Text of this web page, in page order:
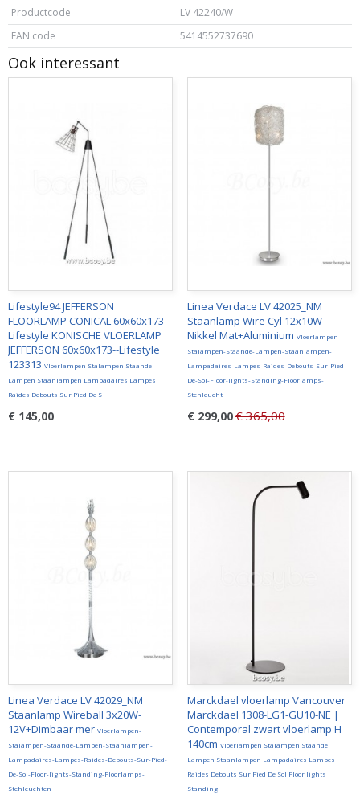
Productcode
LV 42240/W
EAN code
5414552737690
Ook interessant
Lifestyle94 JEFFERSON
FLOORLAMP CONICAL 60x60x173--
Lifestyle KONISCHE VLOERLAMP
JEFFERSON 60x60x173--Lifestyle
123313 Vloerlampen Stalampen Staande
Lampen Staanlampen Lampadaires Lampes
Raides Debouts Sur Pied De S
€ 145,00
Linea Verdace LV 42025_NM
Staanlamp Wire Cyl 12x10W
Nikkel Mat+Aluminium Vloerlampen-
Stalampen-Staande-Lampen-Staanlampen-
Lampadaires-Lampes-Raides-Debouts-Sur-Pied-
De-Sol-Floor-lights-Standing-Floorlamps-
Stehleucht
€ 299,00€ 365,00
Linea Verdace LV 42029_NM
Staanlamp Wireball 3x20W-
12V+Dimbaar mer Vloerlampen-
Stalampen-Staande-Lampen-Staanlampen-
Lampadaires-Lampes-Raides-Debouts-Sur-Pied-
De-Sol-Floor-lights-Standing-Floorlamps-
Stehleuchten
Marckdael vloerlamp Vancouver
Marckdael 1308-LG1-GU10-NE |
Contemporal zwart vloerlamp H
140cm Vloerlampen Stalampen Staande
Lampen Staanlampen Lampadaires Lampes
Raides Debouts Sur Pied De Sol Floor lights
Standing